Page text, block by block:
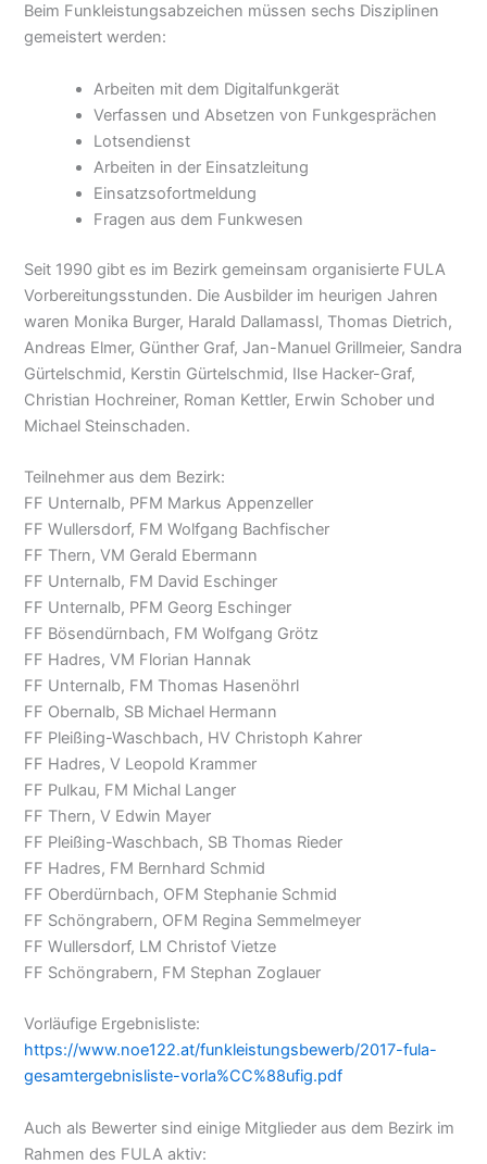
Beim Funkleistungsabzeichen müssen sechs Disziplinen
gemeistert werden:
Arbeiten mit dem Digitalfunkgerät
Verfassen und Absetzen von Funkgesprächen
Lotsendienst
Arbeiten in der Einsatzleitung
Einsatzsofortmeldung
Fragen aus dem Funkwesen
Seit 1990 gibt es im Bezirk gemeinsam organisierte FULA
Vorbereitungsstunden. Die Ausbilder im heurigen Jahren
waren Monika Burger, Harald Dallamassl, Thomas Dietrich,
Andreas Elmer, Günther Graf, Jan-Manuel Grillmeier, Sandra
Gürtelschmid, Kerstin Gürtelschmid, Ilse Hacker-Graf,
Christian Hochreiner, Roman Kettler, Erwin Schober und
Michael Steinschaden.
Teilnehmer aus dem Bezirk:
FF Unternalb, PFM Markus Appenzeller
FF Wullersdorf, FM Wolfgang Bachfischer
FF Thern, VM Gerald Ebermann
FF Unternalb, FM David Eschinger
FF Unternalb, PFM Georg Eschinger
FF Bösendürnbach, FM Wolfgang Grötz
FF Hadres, VM Florian Hannak
FF Unternalb, FM Thomas Hasenöhrl
FF Obernalb, SB Michael Hermann
FF Pleißing-Waschbach, HV Christoph Kahrer
FF Hadres, V Leopold Krammer
FF Pulkau, FM Michal Langer
FF Thern, V Edwin Mayer
FF Pleißing-Waschbach, SB Thomas Rieder
FF Hadres, FM Bernhard Schmid
FF Oberdürnbach, OFM Stephanie Schmid
FF Schöngrabern, OFM Regina Semmelmeyer
FF Wullersdorf, LM Christof Vietze
FF Schöngrabern, FM Stephan Zoglauer
Vorläufige Ergebnisliste:
https://www.noe122.at/funkleistungsbewerb/2017-fula-
gesamtergebnisliste-vorla%CC%88ufig.pdf
Auch als Bewerter sind einige Mitglieder aus dem Bezirk im
Rahmen des FULA aktiv: